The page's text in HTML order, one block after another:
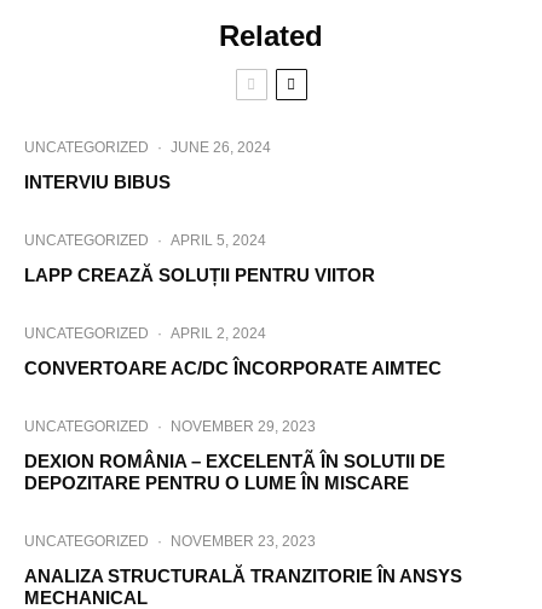
Related
UNCATEGORIZED · JUNE 26, 2024
INTERVIU BIBUS
UNCATEGORIZED · APRIL 5, 2024
LAPP CREAZĂ SOLUȚII PENTRU VIITOR
UNCATEGORIZED · APRIL 2, 2024
CONVERTOARE AC/DC ÎNCORPORATE AIMTEC
UNCATEGORIZED · NOVEMBER 29, 2023
DEXION ROMÂNIA – EXCELENTÃ ÎN SOLUTII DE
DEPOZITARE PENTRU O LUME ÎN MISCARE
UNCATEGORIZED · NOVEMBER 23, 2023
ANALIZA STRUCTURALĂ TRANZITORIE ÎN ANSYS
MECHANICAL